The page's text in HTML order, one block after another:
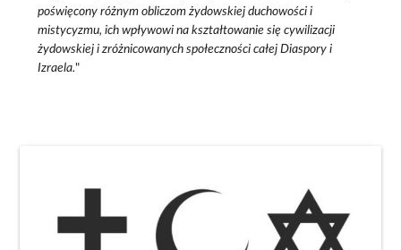
poświęcony różnym obliczom żydowskiej duchowości i
mistycyzmu, ich wpływowi na kształtowanie się cywilizacji
żydowskiej i zróżnicowanych społeczności całej Diaspory i
Izraela."